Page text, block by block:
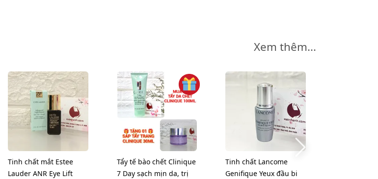
Xem thêm...
Tinh chất mắt Estee
Lauder ANR Eye Lift
Tẩy tế bào chết Clinique
7 Day sạch mịn da, trị
Tinh chất Lancome
Genifique Yeux đầu bi